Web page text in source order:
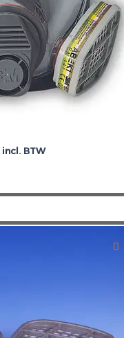
incl. BTW